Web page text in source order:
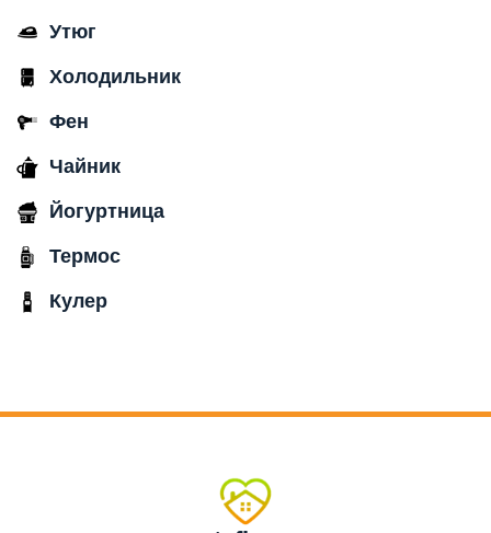
Утюг
Холодильник
Фен
Чайник
Йогуртница
Термос
Кулер